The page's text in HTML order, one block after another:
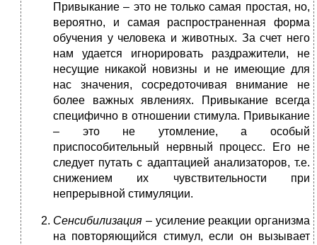
Привыкание – это не только самая простая, но,
вероятно, и самая распространенная форма
обучения у человека и животных. За счет него
нам удается игнорировать раздражители, не
несущие никакой новизны и не имеющие для
нас значения, сосредоточивая внимание не
более важных явлениях. Привыкание всегда
специфично в отношении стимула. Привыкание
– это не утомление, а особый
приспособительный нервный процесс. Его не
следует путать с адаптацией анализаторов, т.е.
снижением их чувствительности при
непрерывной стимуляции.
Сенсибилизация – усиление реакции организма
на повторяющийся стимул, если он вызывает